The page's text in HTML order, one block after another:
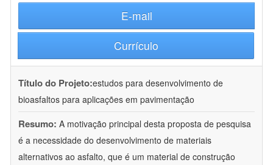
E-mail
Currículo
Título do Projeto:estudos para desenvolvimento de
bioasfaltos para aplicações em pavimentação
Resumo: A motivação principal desta proposta de pesquisa
é a necessidade do desenvolvimento de materiais
alternativos ao asfalto, que é um material de construção